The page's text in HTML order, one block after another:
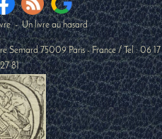
-Un livre au hasard
Semard 75009 Paris-France / Tel :06 17
81